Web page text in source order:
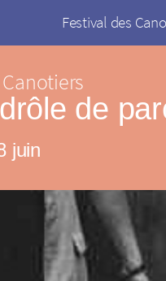
Festival des
de
juin